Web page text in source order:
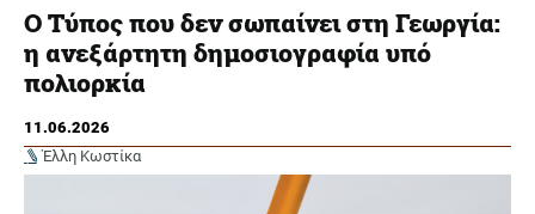
Ο Τύπος που δεν σωπαίνει στη Γεωργία:
η ανεξάρτητη δημοσιογραφία υπό
πολιορκία
11.06.2026
Έλλη Κωστίκα